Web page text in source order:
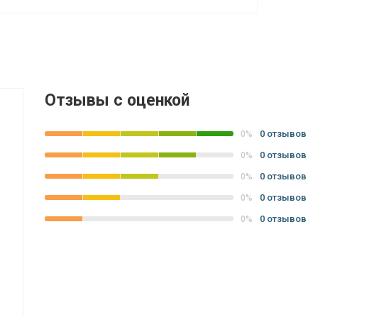
Отзывы с оценкой
0% 0 отзывов
0% 0 отзывов
0% 0 отзывов
0% 0 отзывов
0% 0 отзывов